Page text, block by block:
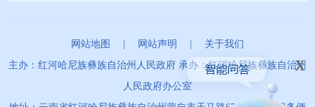
网站地图 | 网站声明 | 关于我们
主办：红河哈尼族彝族自治州人民政府 承办：红河哈尼族彝族自治州
人民政府办公室
x